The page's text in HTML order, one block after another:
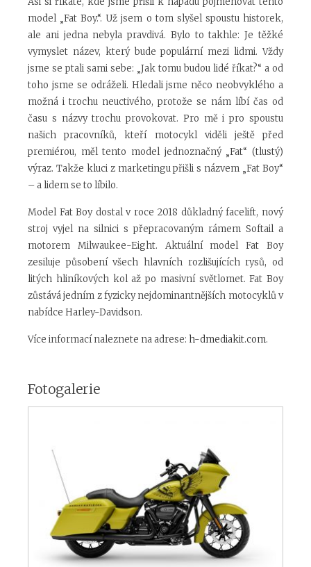
model „Fat Boy.“. Už jsem o tom slyšel spoustu historek,
ale ani jedna nebyla pravdivá. Bylo to takhle: Je těžké
vymyslet název, který bude populární mezi lidmi. Vždy
jsme se ptali sami sebe: „Jak tomu budou lidé říkat?“ a od
toho jsme se odráželi. Hledali jsme něco neobvyklého a
možná i trochu neuctivého, protože se nám líbí čas od
času s názvy trochu provokovat. Pro mě i pro spoustu
našich pracovníků, kteří motocykl viděli ještě před
premiérou, měl tento model jednoznačný „Fat“ (tlustý)
výraz. Takže kluci z marketingu přišli s názvem „Fat Boy“
– a lidem se to líbilo.
Model Fat Boy dostal v roce 2018 důkladný facelift, nový
stroj vyjel na silnici s přepracovaným rámem Softail a
motorem Milwaukee-Eight. Aktuální model Fat Boy
zesiluje působení všech hlavních rozlišujících rysů, od
litých hliníkových kol až po masivní světlomet. Fat Boy
zůstává jedním z fyzicky nejdominantnějších motocyklů v
nabídce Harley-Davidson.
Více informací naleznete na adrese: h-dmediakit.com.
Fotogalerie